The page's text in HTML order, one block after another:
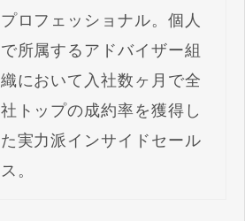
プロフェッショナル。個人
で所属するアドバイザー組
織において入社数ヶ月で全
社トップの成約率を獲得し
た実力派インサイドセール
ス。